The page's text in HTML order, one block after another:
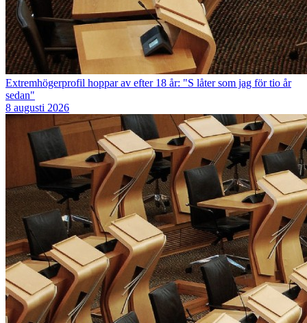
Extremhögerprofil hoppar av efter 18 år: "S låter som jag för tio år
sedan"
8 augusti 2026